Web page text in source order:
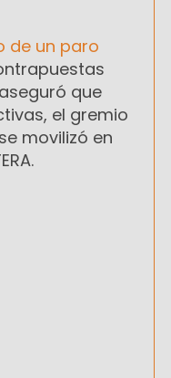
de un paro
que
el gremio
movilizó en